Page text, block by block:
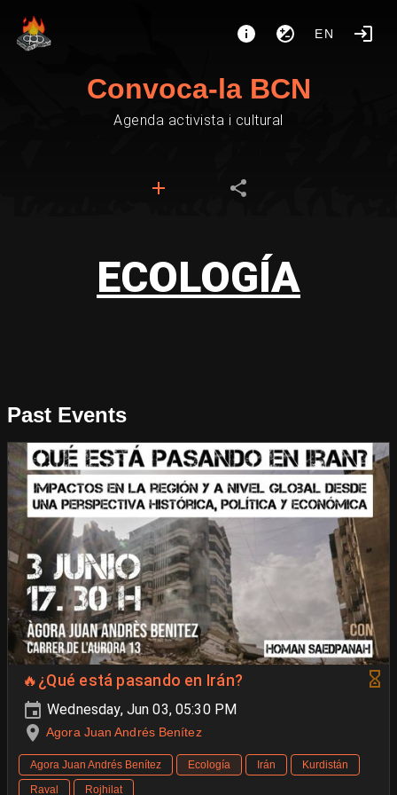
EN
Convoca-la BCN
Agenda activista i cultural
ECOLOGÍA
Past Events
🔥¿Qué está pasando en Irán?
Wednesday, Jun 03, 05:30 PM
Agora Juan Andrés Benítez
Agora Juan Andrés Benítez Ecología Irán
Kurdistán
Raval
Rojhilat